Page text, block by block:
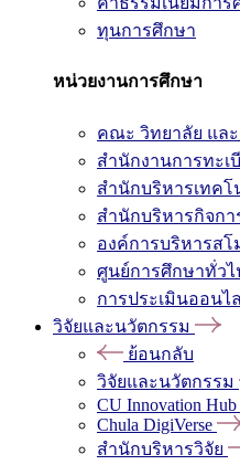
ทุนการศึกษา
หน่วยงานการศึกษา
คณะ วิทยาลัย แล
สำนักงานการทะเ
สำนักบริหารเทคโ
สำนักบริหารกิจก
องค์การบริหารส
ศูนย์การศึกษาทั่วไ
การประเมินออนไ
วิจัยและนวัตกรรม
ย้อนกลับ
วิจัยและนวัตกรรม
CU Innovation Hub
Chula DigiVerse
สำนักบริหารวิจัย